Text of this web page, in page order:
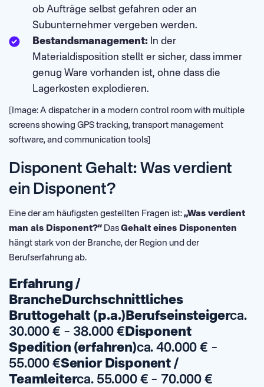
ob Aufträge selbst gefahren oder an
Subunternehmer vergeben werden.
Bestandsmanagement: In der
Materialdisposition stellt er sicher, dass immer
genug Ware vorhanden ist, ohne dass die
Lagerkosten explodieren.
[Image: A dispatcher in a modern control room with multiple
screens showing GPS tracking, transport management
software, and communication tools]
Disponent Gehalt: Was verdient
ein Disponent?
Eine der am häufigsten gestellten Fragen ist: „Was verdient
man als Disponent?“ Das Gehalt eines Disponenten
hängt stark von der Branche, der Region und der
Berufserfahrung ab.
Erfahrung /
BrancheDurchschnittliches
Bruttogehalt (p.a.)Berufseinsteigerca.
30.000 € – 38.000 € Disponent
Spedition (erfahren)ca. 40.000 € –
55.000 €Senior Disponent /
Teamleiterca. 55.000 € – 70.000 €